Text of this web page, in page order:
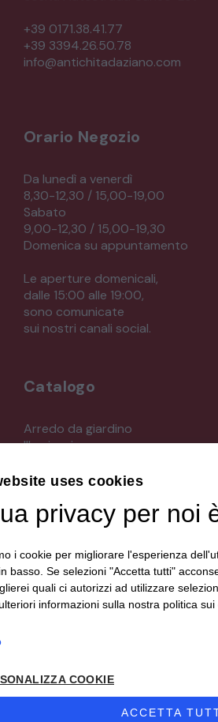
+39 0171.38.41.77
+39 3394.26.50.78
info@antichitadaziano.com
Orario Negozio
Da lunedì a venerdì
8,30-12,30 / 15,00-19,00
Sabato
9,00-12,30 / 15,00-19,30
Domenica su appuntamento
Le aperture domenicali,
dalle 15:00 alle 19:00,
sono comunicate
sui nostri canali social.
Catalogo
Arredo da giardino
Illuminazione
Mobili
Orologeria
Quadri stampe
Strumenti musicali e accessori
Tappeti e tessuti
Veicoli d'epoca
uses cookies
privacy per noi
i cookie per migliorare l'esperienza
basso. Se selezioni "Accetta tutti"
quali ci autorizzi ad utilizzare
informazioni sulla nostra politica
COOKIE
ACCETTA